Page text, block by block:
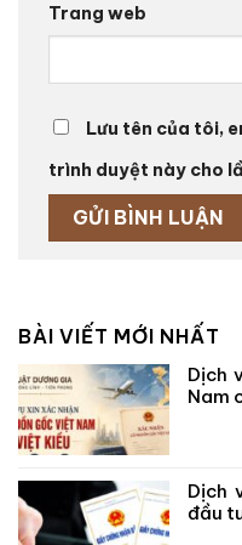
Trang web
Lưu tên của tôi,
trình duyệt này cho
BÀI VIẾT MỚI NHẤT
Dịch
Nam
Dịch
đầu